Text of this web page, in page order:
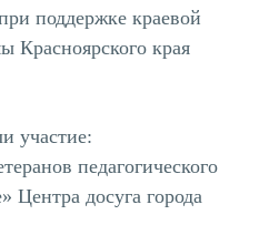
поддержке краевой
Красноярского края
участие:
педагогического
Центра досуга города